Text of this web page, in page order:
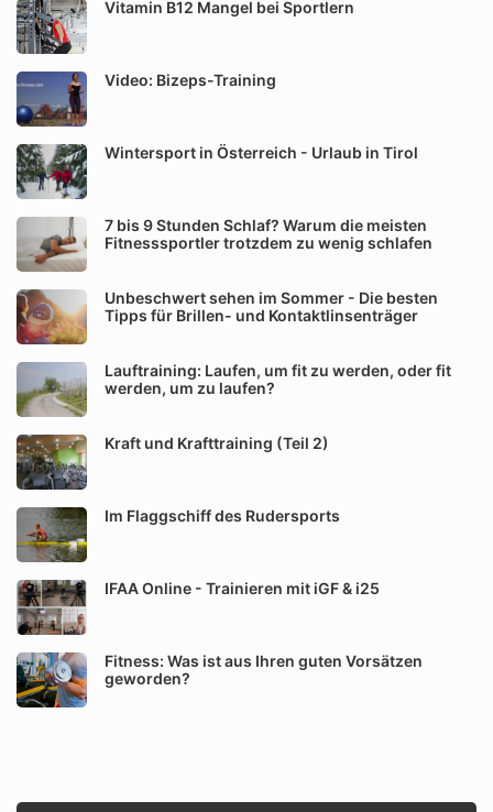
Vitamin B12 Mangel bei Sportlern
Video: Bizeps-Training
Wintersport in Österreich - Urlaub in Tirol
7 bis 9 Stunden Schlaf? Warum die meisten
Fitnesssportler trotzdem zu wenig schlafen
Unbeschwert sehen im Sommer - Die besten
Tipps für Brillen- und Kontaktlinsenträger
Lauftraining: Laufen, um fit zu werden, oder fit
werden, um zu laufen?
Kraft und Krafttraining (Teil 2)
Im Flaggschiff des Rudersports
IFAA Online - Trainieren mit iGF & i25
Fitness: Was ist aus Ihren guten Vorsätzen
geworden?